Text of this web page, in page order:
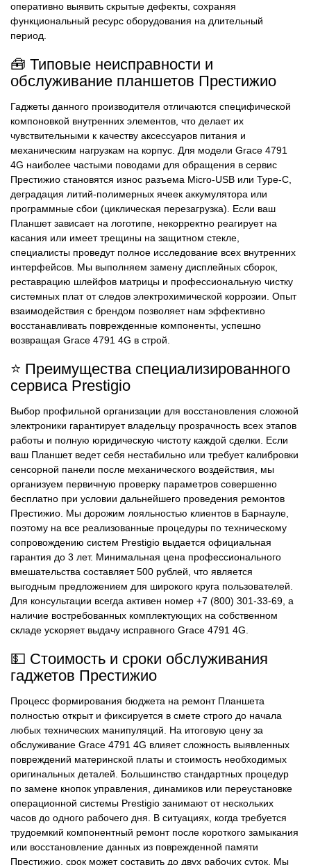
оперативно выявить скрытые дефекты, сохраняя
функциональный ресурс оборудования на длительный
период.
🧰 Типовые неисправности и
обслуживание планшетов Престижио
Гаджеты данного производителя отличаются специфической
компоновкой внутренних элементов, что делает их
чувствительными к качеству аксессуаров питания и
механическим нагрузкам на корпус. Для модели Grace 4791
4G наиболее частыми поводами для обращения в сервис
Престижио становятся износ разъема Micro-USB или Type-C,
деградация литий-полимерных ячеек аккумулятора или
программные сбои (циклическая перезагрузка). Если ваш
Планшет зависает на логотипе, некорректно реагирует на
касания или имеет трещины на защитном стекле,
специалисты проведут полное исследование всех внутренних
интерфейсов. Мы выполняем замену дисплейных сборок,
реставрацию шлейфов матрицы и профессиональную чистку
системных плат от следов электрохимической коррозии. Опыт
взаимодействия с брендом позволяет нам эффективно
восстанавливать поврежденные компоненты, успешно
возвращая Grace 4791 4G в строй.
⭐ Преимущества специализированного
сервиса Prestigio
Выбор профильной организации для восстановления сложной
электроники гарантирует владельцу прозрачность всех этапов
работы и полную юридическую чистоту каждой сделки. Если
ваш Планшет ведет себя нестабильно или требует калибровки
сенсорной панели после механического воздействия, мы
организуем первичную проверку параметров совершенно
бесплатно при условии дальнейшего проведения ремонтов
Престижио. Мы дорожим лояльностью клиентов в Барнауле,
поэтому на все реализованные процедуры по техническому
сопровождению систем Prestigio выдается официальная
гарантия до 3 лет. Минимальная цена профессионального
вмешательства составляет 500 рублей, что является
выгодным предложением для широкого круга пользователей.
Для консультации всегда активен номер +7 (800) 301-33-69, а
наличие востребованных комплектующих на собственном
складе ускоряет выдачу исправного Grace 4791 4G.
💵 Стоимость и сроки обслуживания
гаджетов Престижио
Процесс формирования бюджета на ремонт Планшета
полностью открыт и фиксируется в смете строго до начала
любых технических манипуляций. На итоговую цену за
обслуживание Grace 4791 4G влияет сложность выявленных
повреждений материнской платы и стоимость необходимых
оригинальных деталей. Большинство стандартных процедур
по замене кнопок управления, динамиков или переустановке
операционной системы Prestigio занимают от нескольких
часов до одного рабочего дня. В ситуациях, когда требуется
трудоемкий компонентный ремонт после короткого замыкания
или восстановление данных из поврежденной памяти
Престижио, срок может составить до двух рабочих суток. Мы